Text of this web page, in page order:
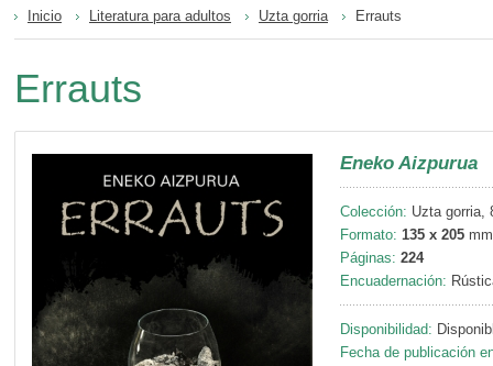
Inicio Literatura para adultos Uzta gorria Errauts
Errauts
Eneko Aizpurua
Colección: Uzta gorria,
Formato: 135 x 205 mm
Páginas: 224
Encuadernación:
Disponibilidad:
Fecha de publicación